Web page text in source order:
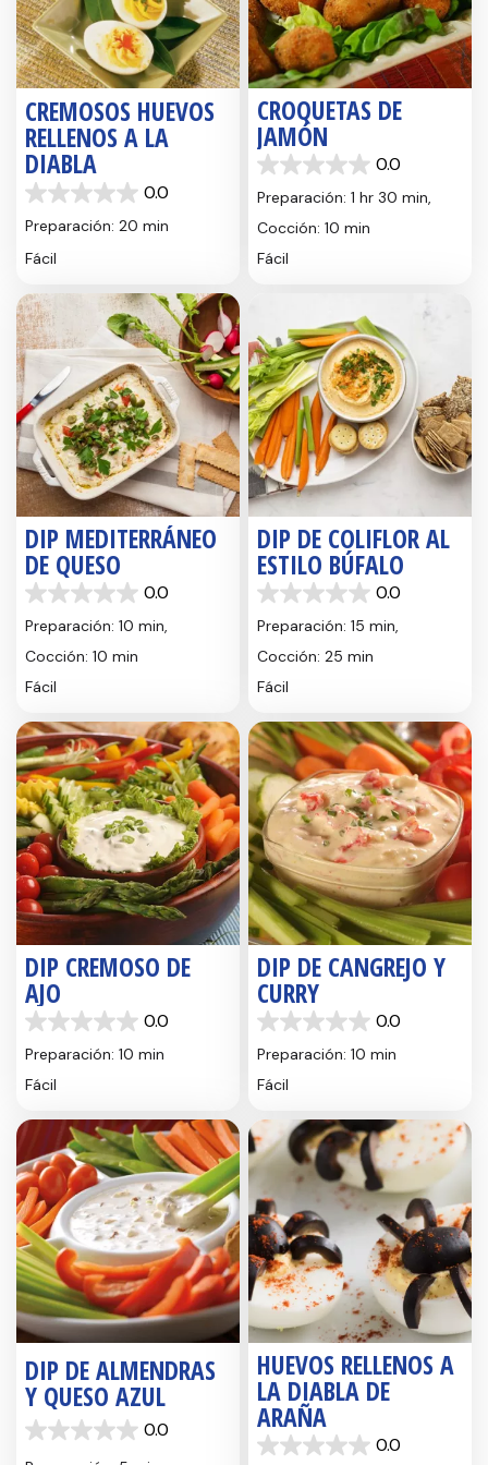
CREMOSOS HUEVOS
RELLENOS A LA
DIABLA
0.0
0.0
de
estrellas.
Preparación: 20 min
Fácil
CROQUETAS DE
JAMÓN
0.0
0.0
de
estrellas.
Preparación: 1 hr 30 min,
Cocción: 10 min
Fácil
DIP MEDITERRÁNEO
DE QUESO
0.0
0.0
de
estrellas.
Preparación: 10 min,
Cocción: 10 min
Fácil
DIP DE COLIFLOR AL
ESTILO BÚFALO
0.0
0.0
de
estrellas.
Preparación: 15 min,
Cocción: 25 min
Fácil
DIP CREMOSO DE
AJO
0.0
0.0
de
estrellas.
Preparación: 10 min
Fácil
DIP DE CANGREJO Y
CURRY
0.0
0.0
de
estrellas.
Preparación: 10 min
Fácil
DIP DE ALMENDRAS
Y QUESO AZUL
0.0
0.0
de
HUEVOS RELLENOS A
LA DIABLA DE
ARAÑA
0.0
0.0